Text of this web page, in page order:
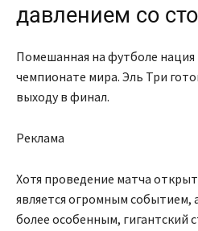
давлением со
Помешанная на футболе нация
чемпионате мира. Эль Три
выходу в финал.
Реклама
Хотя проведение матча
является огромным событием,
более особенным, гигантский